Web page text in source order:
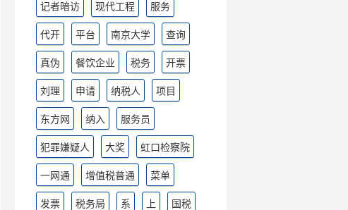
记者暗访 现代工程 服务
代开 平台 南京大学 查询
真伪 餐饮企业 税务 开票
刘理 申请 纳税人 项目
东方网 纳入 服务员
犯罪嫌疑人 大奖 虹口检察院
一网通 增值税普通 菜单
发票 税务局 系 上 国税